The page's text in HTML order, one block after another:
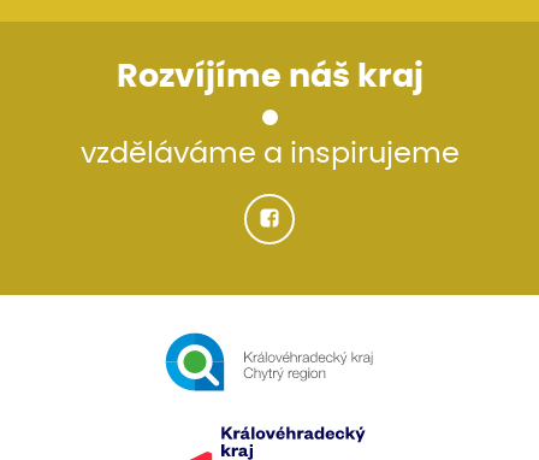
Rozvíjíme náš kraj
vzděláváme a inspirujeme